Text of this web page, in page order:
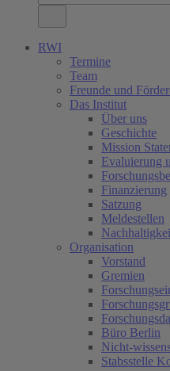
RWI
Termine
Team
Freunde und
Das Institut
Über uns
Geschichte
Mission
Evaluierung
Finanzierung
Satzung
Meldestellen
Organisation
Vorstand
Gremien
Büro Berlin
Nicht-
Stabsstelle